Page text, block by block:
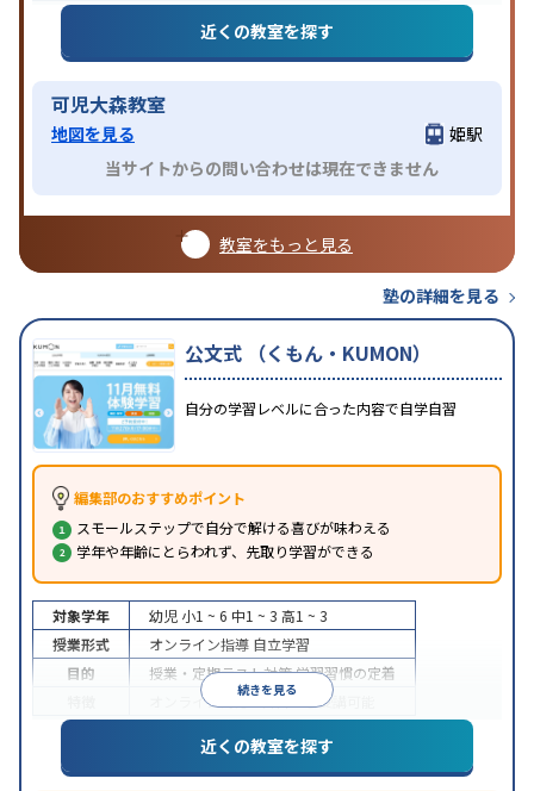
近くの教室を探す
可児大森教室
地図を見る
姫駅
当サイトからの問い合わせは現在できません
教室をもっと見る
塾の詳細を見る
公文式 （くもん・KUMON）
自分の学習レベルに合った内容で自学自習
編集部のおすすめポイント
スモールステップで自分で解ける喜びが味わえる
学年や年齢にとらわれず、先取り学習ができる
続きを見る
対象学年 幼児 小1 ~ 6 中1 ~ 3 高1 ~ 3
授業形式
オンライン指導 自立学習
目的
授業・定期テスト対策学習習慣の定着
オンライン対応1科目から受講可能
近くの教室を探す